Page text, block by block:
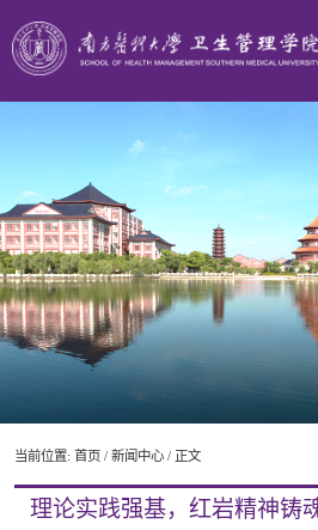
当前位置: 首页/ 新闻中心/ 正文
理论实践强基，红岩精神